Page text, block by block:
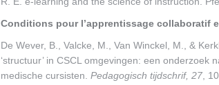
Conditions pour l’apprentissage collaboratif
De Wever, B., Valcke, M., Van Winckel, M., &
‘structuur’ in CSCL omgevingen: een onderzoek
medische cursisten. Pedagogisch tijdschrif, 27 ,